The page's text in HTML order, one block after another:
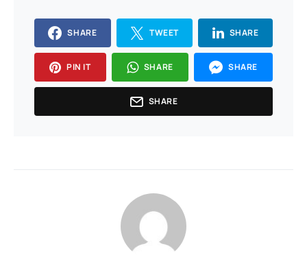
SHARE TWEET SHARE
PIN IT SHARE SHARE
SHARE